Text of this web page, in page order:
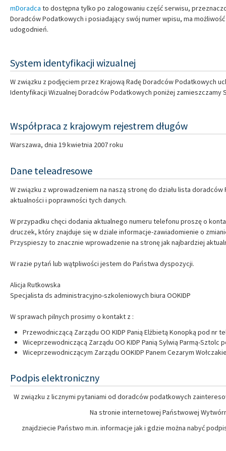
mDoradca to dostępna tylko po zalogowaniu część serwisu,
Doradców Podatkowych i posiadający swój numer wpisu, ma
udogodnień.
System identyfikacji wizualnej
W związku z podjęciem przez Krajową Radę Doradców Podatkowych
Identyfikacji Wizualnej Doradców Podatkowych poniżej zamieszczamy
Współpraca z krajowym rejestrem długów
Warszawa, dnia 19 kwietnia 2007 roku
Dane teleadresowe
W związku z wprowadzeniem na naszą stronę do działu lista
aktualności i poprawności tych danych.
W przypadku chęci dodania aktualnego numeru telefonu proszę o
druczek, który znajduje się w dziale informacje-zawiadomienie o
Przyspieszy to znacznie wprowadzenie na stronę jak najbardziej
W razie pytań lub wątpliwości jestem do Państwa dyspozycji.
Alicja Rutkowska
Specjalista ds administracyjno-szkoleniowych biura OOKIDP
W sprawach pilnych prosimy o kontakt z :
Przewodniczącą Zarządu OO KIDP Panią Elżbietą Konopką pod nr
Wiceprzewodniczącą Zarządu OO KIDP Panią Sylwią Parmą-Sztolc
Wiceprzewodniczącym Zarządu OOKIDP Panem Cezarym
Podpis elektroniczny
W związku z licznymi pytaniami od doradców podatkowych
Na stronie internetowej Państwowej
znajdziecie Państwo m.in. informacje jak i gdzie można nabyć